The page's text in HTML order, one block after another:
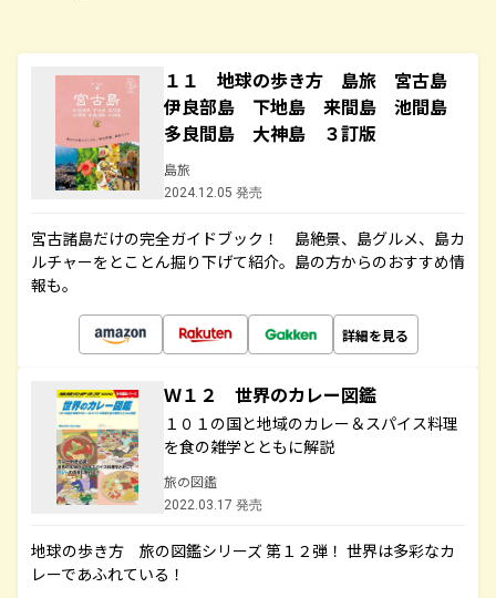
１１ 地球の歩き方 島旅 宮古島
伊良部島 下地島 来間島 池間島
多良間島 大神島 ３訂版
島旅
2024.12.05 発売
宮古諸島だけの完全ガイドブック！ 島絶景、島グルメ、島カ
ルチャーをとことん掘り下げて紹介。島の方からのおすすめ情
報も。
詳細を見る
Ｗ１２ 世界のカレー図鑑
１０１の国と地域のカレー＆スパイス料理
を食の雑学とともに解説
旅の図鑑
2022.03.17 発売
地球の歩き方 旅の図鑑シリーズ 第１２弾！ 世界は多彩なカ
レーであふれている！